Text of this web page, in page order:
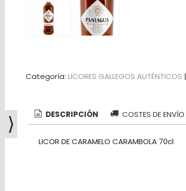
Costes
GRATIS
Categoría: LICORES GALLEGOS AUTÉNTICOS |
DESCRIPCIÓN COSTES DE ENVÍO
LICOR DE CARAMELO CARAMBOLA 70cl
⟩